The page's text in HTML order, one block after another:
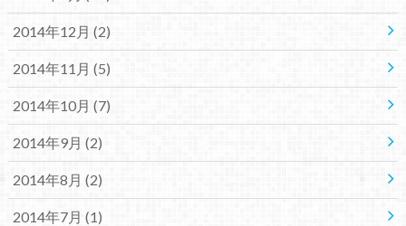
2014年12月 (2)
2014年11月 (5)
2014年10月 (7)
2014年9月 (2)
2014年8月 (2)
2014年7月 (1)